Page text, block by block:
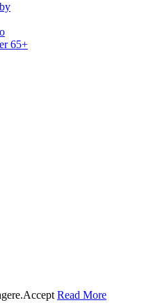
65+
Accept Read More